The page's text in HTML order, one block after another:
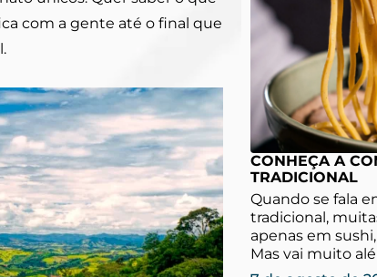
com a gente até o final que
CONHEÇA A
TRADICIONAL
Quando se fala
tradicional,
apenas em
Mas vai muito